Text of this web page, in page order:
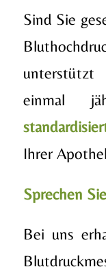
Sind Sie
unterstützt
einmal
Ihrer
Sprechen
Bei uns